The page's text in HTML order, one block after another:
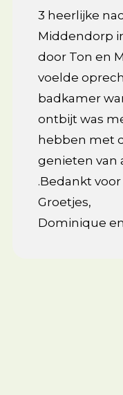
3 heerlijke
Middendorp
door Ton en
voelde
badkamer
ontbijt was
hebben met
genieten van
.Bedankt
Groetjes,
Dominique